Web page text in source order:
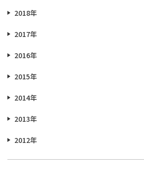
2018年
2017年
2016年
2015年
2014年
2013年
2012年